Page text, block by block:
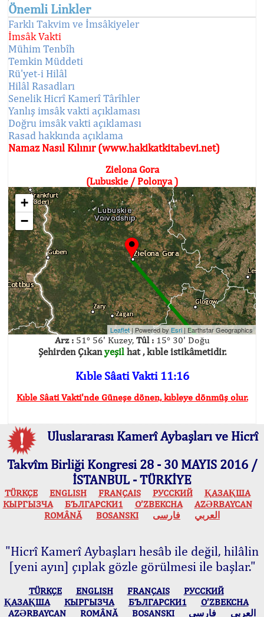
Önemli Linkler
Farklı Takvim ve İmsâkiyeler
İmsâk Vakti
Mühim Tenbîh
Temkin Müddeti
Rü'yet-i Hilâl
Hilâl Rasadları
Senelik Hicrî Kamerî Târîhler
Yanlış imsâk vakti açıklaması
Doğru imsâk vakti açıklaması
Rasad hakkında açıklama
Namaz Nasıl Kılınır (www.hakikatkitabevi.net)
Zielona Gora
(Lubuskie / Polonya )
+
−
Leaflet| Powered by Esri |Earthstar Geographics
Arz :51° 56' Kuzey, Tûl :15° 30' Doğu
Şehirden Çıkanyeşilhat , kıble istikâmetidir.
Kıble Sâati Vakti 11:16
Kıble Sâati Vakti'nde Güneşe dönen, kıbleye dönmüş olur.
Uluslararası Kamerî Aybaşları ve Hicrî
Takvîm Birliği Kongresi 28 - 30 MAYIS 2016 /
İSTANBUL - TÜRKİYE
TÜRKÇE ENGLISH FRANÇAIS РУССКИЙ
ҚАЗАҚША
КЫPГЫЗЧA
БЪЛГАРСКИ1 O’ZBEKCHA
AZӘRBAYCAN
ROMÂNĂ
BOSANSKI العربي فارسی
"Hicrî Kamerî Aybaşları hesâb ile değil, hilâlin
[yeni ayın] çıplak gözle görülmesi ile başlar."
TÜRKÇE ENGLISH FRANÇAIS
РУССКИЙ
ҚАЗАҚША
КЫPГЫЗЧA БЪЛГАРСКИ1
O’ZBEKCHA
AZӘRBAYCAN
ROMÂNĂ BOSANSKI العربي فارسی